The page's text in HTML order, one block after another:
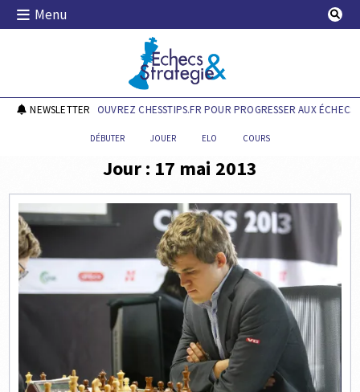
Skip
Menu
Echecs & Stratégie
NEWSLETTERDÉCOUVREZ CHESSTIPS.FR POUR PROGRESSER AUX ÉCHECS !
DÉBUTER JOUER ELO COURS
Jour : 17 mai 2013